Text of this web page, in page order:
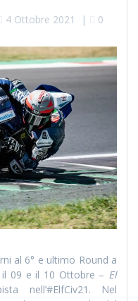
4 Ottobre 2021 | 0
al 6° e ultimo Round a
09 e il 10 Ottobre – El
nell’#ElfCiv21. Nel